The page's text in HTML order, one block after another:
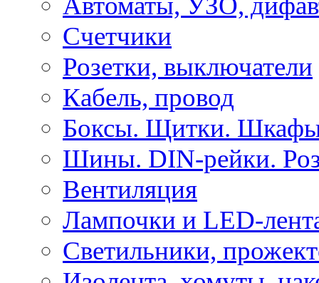
Счетчики
Розетки, выключатели
Кабель, провод
Боксы. Щитки.
Шины. DIN-рейки.
Вентиляция
Лампочки и LED-
Светильники,